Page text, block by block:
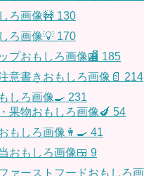
ろ画像🚧 130
ろ画像💡 170
プおもしろ画像🏬 185
意書きおもしろ画像📄 214
しろ画像🍳 231
果物おもしろ画像🍆 54
もしろ画像👩‍🍳 41
おもしろ画像🍱 9
ァーストフードおもしろ画